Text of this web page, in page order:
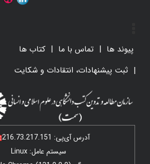
پیوند ها تماس با ما
کتاب ها
ثبت پیشنهادات، انتقادات و شکایت
آدرس آی‌پی: 216.73.217.151
سیستم عامل: Linux